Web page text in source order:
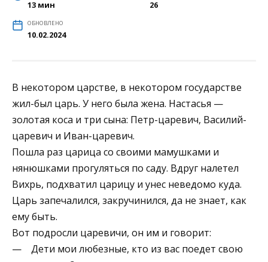
13 мин 26
ОБНОВЛЕНО
10.02.2024
В некотором царстве, в некотором государстве
жил-был царь. У него была жена. Настасья —
золотая коса и три сына: Петр-царевич, Василий-
царевич и Иван-царевич.
Пошла раз царица со своими мамушками и
нянюшками прогуляться по саду. Вдруг налетел
Вихрь, подхватил царицу и унес неведомо куда.
Царь запечалился, закручинился, да не знает, как
ему быть.
Вот подросли царевичи, он им и говорит:
— Дети мои любезные, кто из вас поедет свою